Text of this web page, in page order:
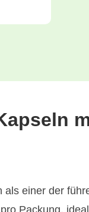
einer der
Packung,